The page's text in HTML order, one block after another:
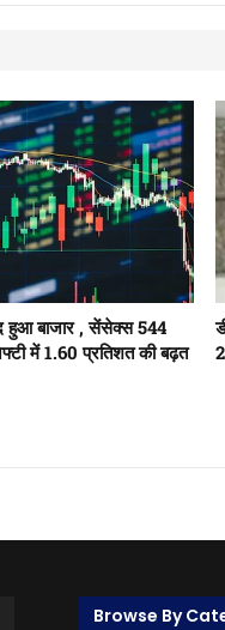
हुआ बाजार , सेंसेक्स 544
में 1.60 प्रतिशत की बढ़त
Browse By